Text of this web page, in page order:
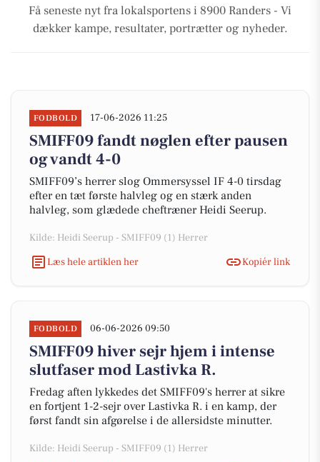
Få seneste nyt fra lokalsportens i 8900 Randers - Vi
dækker kampe, resultater, portrætter og nyheder.
FODBOLD 17-06-2026 11:25
SMIFF09 fandt nøglen efter pausen
og vandt 4-0
SMIFF09’s herrer slog Ommersyssel IF 4-0 tirsdag
efter en tæt første halvleg og en stærk anden
halvleg, som glædede cheftræner Heidi Seerup.
Kilde: Heidi Seerup - SMIFF09 (1) Herrer
Læs hele artiklen her
Kopiér link
FODBOLD 06-06-2026 09:50
SMIFF09 hiver sejr hjem i intense
slutfaser mod Lastivka R.
Fredag aften lykkedes det SMIFF09's herrer at sikre
en fortjent 1-2-sejr over Lastivka R. i en kamp, der
først fandt sin afgørelse i de allersidste minutter.
Kilde: Heidi Seerup - SMIFF09 (1) Herrer